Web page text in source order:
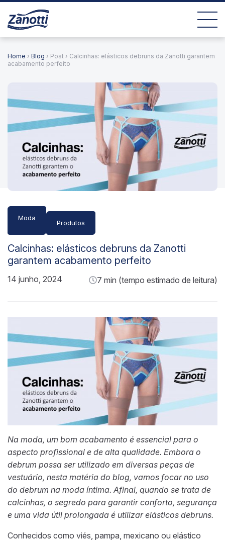
Home › Blog › Post › Calcinhas: elásticos debruns da Zanotti garantem
acabamento perfeito
Moda
Produtos
Calcinhas: elásticos debruns da Zanotti
garantem acabamento perfeito
14 junho, 2024 7 min (tempo estimado de leitura)
Na moda, um bom acabamento é essencial para o
aspecto profissional e de alta qualidade. Embora o
debrum possa ser utilizado em diversas peças de
vestuário, nesta matéria do blog, vamos focar no uso
do debrum na moda íntima. Afinal, quando se trata de
calcinhas, o segredo para garantir conforto, segurança
e uma vida útil prolongada é utilizar elásticos debruns.
Conhecidos como viés, pampa, mexicano ou elástico